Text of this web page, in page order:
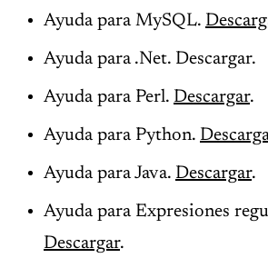
Ayuda para MySQL.
Ayuda para .Net. Descargar.
Ayuda para Perl. Descargar.
Ayuda para Python.
Ayuda para Java. Descargar.
Ayuda para Expresiones
Descargar.